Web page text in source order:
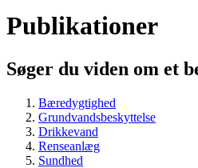
Publikationer
Søger du viden om et
Bæredygtighed
Grundvandsbeskyttelse
Drikkevand
Renseanlæg
Sundhed